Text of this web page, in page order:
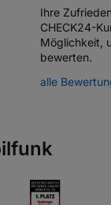
einer
in Ihrem simplytel
Ihre
CHECK24-
Möglichkeit,
bewerten.
alle